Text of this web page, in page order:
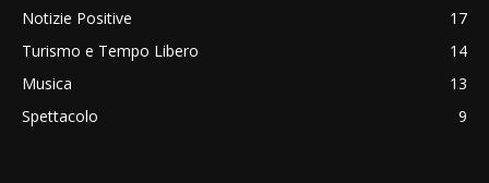
Notizie Positive
17
Turismo e Tempo Libero
14
Musica
13
Spettacolo
9